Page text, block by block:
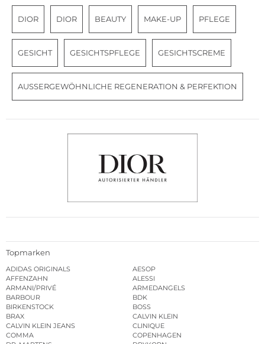
DIOR DIOR BEAUTY MAKE-UP PFLEGE
GESICHT GESICHTSPFLEGE GESICHTSCREME
AUSSERGEWÖHNLICHE REGENERATION & PERFEKTION
Topmarken
ADIDAS ORIGINALS
AESOP
AFFENZAHN
ALESSI
ARMANI/PRIVÉ
ARMEDANGELS
BARBOUR
BDK
BIRKENSTOCK
BOSS
BRAX
CALVIN KLEIN
CALVIN KLEIN JEANS
CLINIQUE
COMMA
COPENHAGEN